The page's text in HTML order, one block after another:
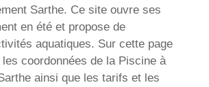
Sarthe. Ce site ouvre ses
en été et propose de
aquatiques. Sur cette page
coordonnées de la Piscine à
ainsi que les tarifs et les